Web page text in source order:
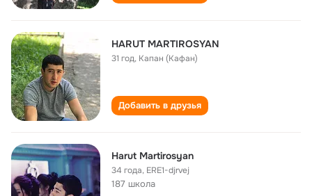
HARUT MARTIROSYAN
31 год, Капан (Кафан)
Добавить в друзья
Harut Martirosyan
34 года, ERE1-djrvej
187 школа